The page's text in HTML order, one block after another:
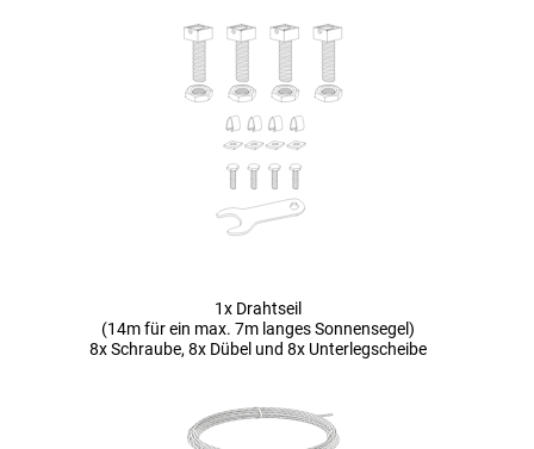
1x Drahtseil
(14m für ein max. 7m langes Sonnensegel)
8x Schraube, 8x Dübel und 8x Unterlegscheibe